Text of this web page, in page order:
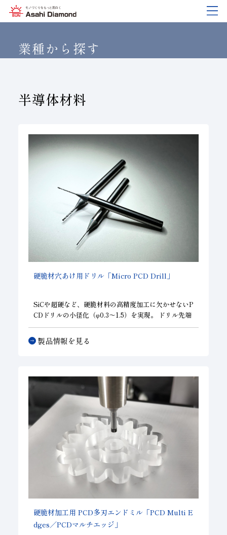
企業情報
旭ダイヤについて
沿⾰
経営理念
事業紹介
マルチステークホルダー
製品紹介
業種から探す
加工方法から探す
技術情報
ダイヤモンド工具・ CBN工具の基礎知識
トラブルシューティング
各製品の安全な取扱いについて
研究開発
研究開発について
イノベーションストーリー
サステナビリティ
サステナビリティポリシー
マテリアリティ
品質への取り組み
サステナビリティブックレット
IR情報
IR資料室
財務ハイライト
IRカレンダー
ディスクロージャーポリシー
業種から探す
半導体材料
硬脆材穴あけ用ドリル「Micro PCD Drill」
SiCや超硬など、硬脆材料の高精度加工に欠かせないP
CDドリルの小径化（φ0.3～1.5）を実現。 ドリル先端
部を全てPCDで構成し、高寿命で且つチッピングを抑
制した穴あけ加工に対応します。 半導体関連部品、精
密金型部品などの次世代に求められるニーズにお応え
製品情報を見る
硬脆材加工用 PCD多刃エンドミル「PCD Multi E
dges／PCDマルチエッジ」